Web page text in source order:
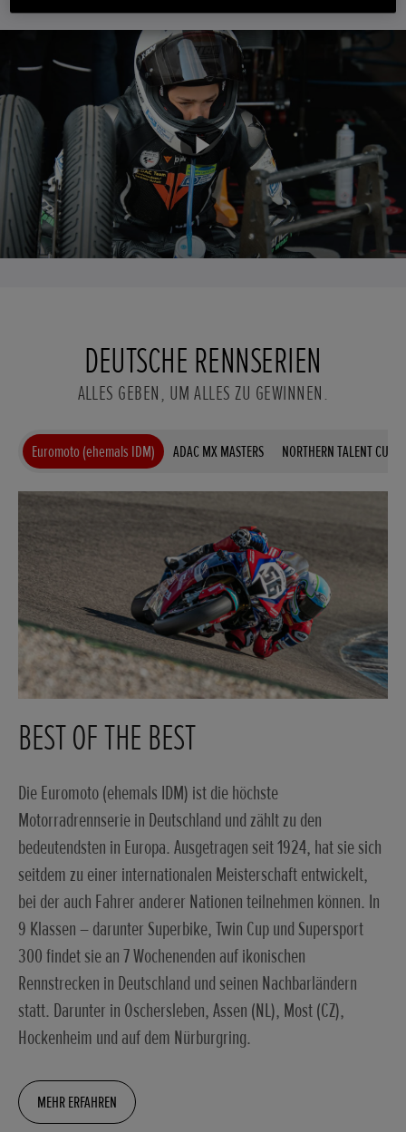
DEUTSCHE RENNSERIEN
ALLES GEBEN, UM ALLES ZU GEWINNEN.
Euromoto (ehemals IDM) ADAC MX MASTERS NORTHERN TALENT CUP
BEST OF THE BEST
Die Euromoto (ehemals IDM) ist die höchste
Motorradrennserie in Deutschland und zählt zu den
bedeutendsten in Europa. Ausgetragen seit 1924, hat sie sich
seitdem zu einer internationalen Meisterschaft entwickelt,
bei der auch Fahrer anderer Nationen teilnehmen können. In
9 Klassen – darunter Superbike, Twin Cup und Supersport
300 findet sie an 7 Wochenenden auf ikonischen
Rennstrecken in Deutschland und seinen Nachbarländern
statt. Darunter in Oschersleben, Assen (NL), Most (CZ),
Hockenheim und auf dem Nürburgring.
MEHR ERFAHREN